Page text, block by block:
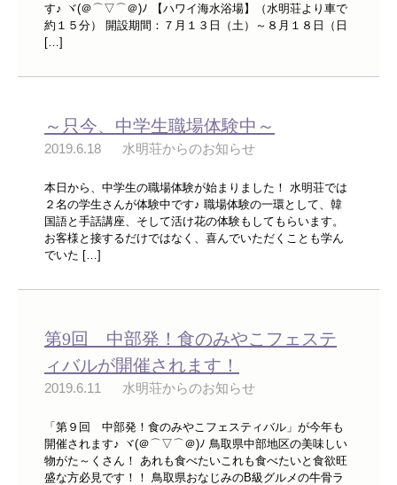
す♪ ヾ(＠⌒▽⌒＠)ﾉ 【ハワイ海水浴場】（水明荘より車で
約１５分） 開設期間：７月１３日（土）～８月１８日（日
[…]
～只今、中学生職場体験中～
2019.6.18 水明荘からのお知らせ
本日から、中学生の職場体験が始まりました！ 水明荘では
２名の学生さんが体験中です♪ 職場体験の一環として、韓
国語と手話講座、そして活け花の体験もしてもらいます。
お客様と接するだけではなく、喜んでいただくことも学ん
でいた […]
第9回 中部発！食のみやこフェステ
ィバルが開催されます！
2019.6.11 水明荘からのお知らせ
「第９回 中部発！食のみやこフェスティバル」が今年も
開催されます♪ ヾ(＠⌒▽⌒＠)ﾉ 鳥取県中部地区の美味しい
物がた～くさん！ あれも食べたいこれも食べたいと食欲旺
盛な方必見です！！ 鳥取県おなじみのB級グルメの牛骨ラ